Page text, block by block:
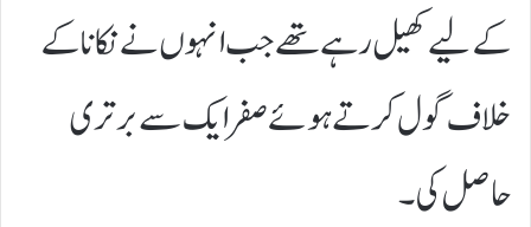
کے لیے کھیل رہے تھے جب انہوں نے نکانا کے
خلاف گول کرتے ہوئے صفر ایک سے برتری
حاصل کی۔